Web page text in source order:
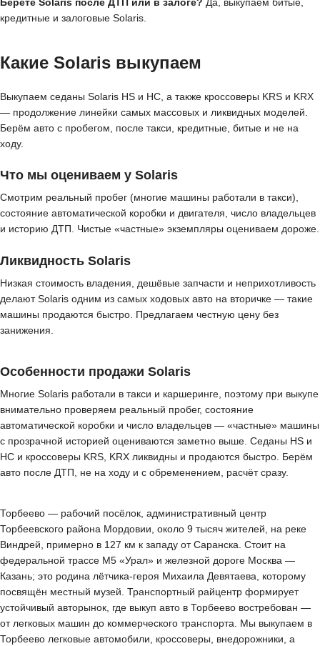
кредитные и залоговые Solaris.
Какие Solaris выкупаем
Выкупаем седаны Solaris HS и HC, а также кроссоверы KRS и KRX
— продолжение линейки самых массовых и ликвидных моделей.
Берём авто с пробегом, после такси, кредитные, битые и не на
ходу.
Что мы оцениваем у Solaris
Смотрим реальный пробег (многие машины работали в такси),
состояние автоматической коробки и двигателя, число владельцев
и историю ДТП. Чистые «частные» экземпляры оцениваем дороже.
Ликвидность Solaris
Низкая стоимость владения, дешёвые запчасти и неприхотливость
делают Solaris одним из самых ходовых авто на вторичке — такие
машины продаются быстро. Предлагаем честную цену без
занижения.
Особенности продажи Solaris
Многие Solaris работали в такси и каршеринге, поэтому при выкупе
внимательно проверяем реальный пробег, состояние
автоматической коробки и число владельцев — «частные» машины
с прозрачной историей оцениваются заметно выше. Седаны HS и
HC и кроссоверы KRS, KRX ликвидны и продаются быстро. Берём
авто после ДТП, не на ходу и с обременением, расчёт сразу.
Торбеево — рабочий посёлок, административный центр
Торбеевского района Мордовии, около 9 тысяч жителей, на реке
Виндрей, примерно в 127 км к западу от Саранска. Стоит на
федеральной трассе М5 «Урал» и железной дороге Москва —
Казань; это родина лётчика-героя Михаила Девятаева, которому
посвящён местный музей. Транспортный райцентр формирует
устойчивый авторынок, где выкуп авто в Торбеево востребован —
от легковых машин до коммерческого транспорта. Мы выкупаем в
Торбеево легковые автомобили, кроссоверы, внедорожники, а